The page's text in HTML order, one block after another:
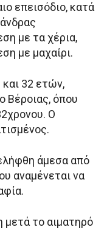
επεισόδιο, κατά
με τα χέρια,
με μαχαίρι.
και 32 ετών,
Βέροιας, όπου
Ο
άμεσα από
αναμένεται να
μετά το αιματηρό